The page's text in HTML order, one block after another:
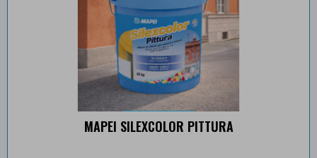
MAPEI SILEXCOLOR PITTURA